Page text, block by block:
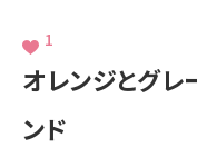
オレンジとグレ
ンド
1